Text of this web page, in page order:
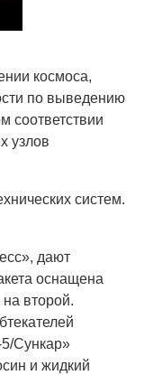
космоса,
по выведению
соответствии
узлов
систем.
дают
оснащена
второй.
5/Сункар»
и жидкий